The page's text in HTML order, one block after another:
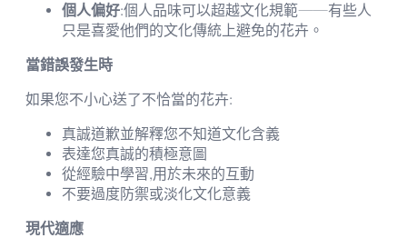
個人偏好:個人品味可以超越文化規範——有些人
只是喜愛他們的文化傳統上避免的花卉。
當錯誤發生時
如果您不小心送了不恰當的花卉:
真誠道歉並解釋您不知道文化含義
表達您真誠的積極意圖
從經驗中學習,用於未來的互動
不要過度防禦或淡化文化意義
現代適應